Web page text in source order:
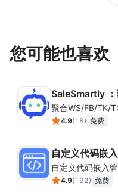
您可能也喜欢
4.9(18) 免费
自定义代码嵌入
4.9(192) 免费